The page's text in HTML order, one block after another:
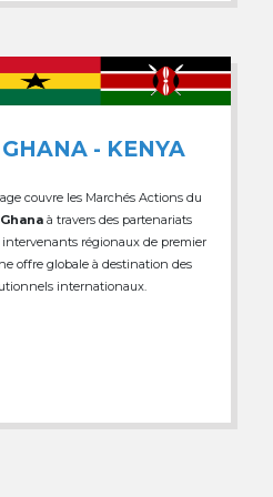
- KENYA
couvre les Marchés Actions du
à travers des partenariats
régionaux de premier
offre globale à destination des
internationaux.